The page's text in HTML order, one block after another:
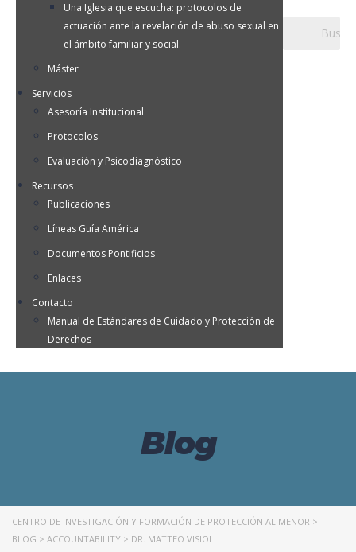
Una Iglesia que escucha: protocolos de
actuación ante la revelación de abuso sexual en
el ámbito familiar y social.
Máster
Servicios
Asesoría Institucional
Protocolos
Evaluación y Psicodiagnóstico
Recursos
Publicaciones
Líneas Guía América
Documentos Pontificios
Enlaces
Contacto
Manual de Estándares de Cuidado y Protección de
Derechos
Blog
CENTRO DE INVESTIGACIÓN Y FORMACIÓN DE PROTECCIÓN AL MENOR >
BLOG > ACCOUNTABILITY > DR. MATTEO VISIOLI